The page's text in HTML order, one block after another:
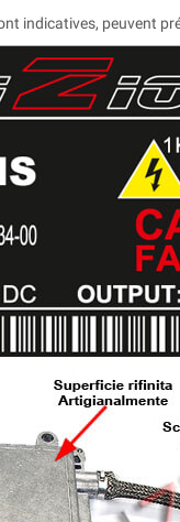
indicatives, peuvent